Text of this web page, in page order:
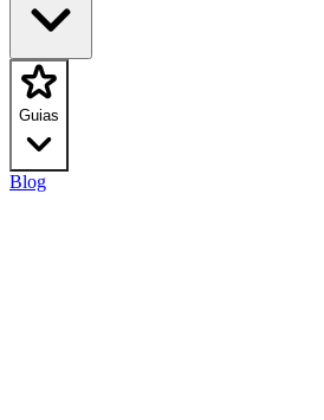
Guias
Blog